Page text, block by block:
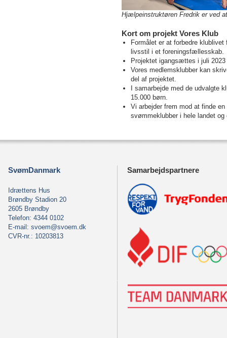
Hjælpeinstruktøren Fredrik er ved
Kort om projekt Vores Klub
Formålet er at forbedre
livsstil i et foreningsfællesskab.
Projektet igangsættes i juli
Vores medlemsklubber kan
del af projektet.
I samarbejde med de
15.000 børn.
Vi arbejder frem mod at finde
svømmeklubber i hele landet
SvømDanmark
Idrættens Hus
Brøndby Stadion 20
2605 Brøndby
Telefon: 4344 0102
E-mail: svoem@svoem.dk
CVR-nr.: 10203813
Samarbejdspartnere